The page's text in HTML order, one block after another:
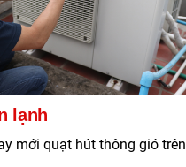
lạnh
mới quạt hút thông gió trên